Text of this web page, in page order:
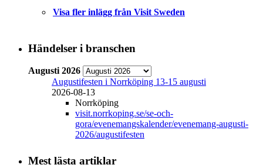
Visa fler inlägg från Visit Sweden
Händelser i branschen
Augusti 2026
Augustifesten i Norrköping 13-15 augusti
2026-08-13
Norrköping
visit.norrkoping.se/se-och-
gora/evenemangskalender/evenemang-augusti-
2026/augustifesten
Mest lästa artiklar